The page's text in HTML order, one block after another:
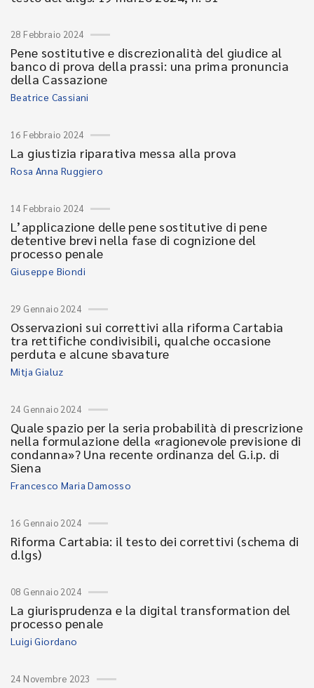
28 Febbraio 2024
Pene sostitutive e discrezionalità del giudice al
banco di prova della prassi: una prima pronuncia
della Cassazione
Beatrice Cassiani
16 Febbraio 2024
La giustizia riparativa messa alla prova
Rosa Anna Ruggiero
14 Febbraio 2024
L’applicazione delle pene sostitutive di pene
detentive brevi nella fase di cognizione del
processo penale
Giuseppe Biondi
29 Gennaio 2024
Osservazioni sui correttivi alla riforma Cartabia
tra rettifiche condivisibili, qualche occasione
perduta e alcune sbavature
Mitja Gialuz
24 Gennaio 2024
Quale spazio per la seria probabilità di prescrizione
nella formulazione della «ragionevole previsione di
condanna»? Una recente ordinanza del G.i.p. di
Siena
Francesco Maria Damosso
16 Gennaio 2024
Riforma Cartabia: il testo dei correttivi (schema di
d.lgs)
08 Gennaio 2024
La giurisprudenza e la digital transformation del
processo penale
Luigi Giordano
24 Novembre 2023